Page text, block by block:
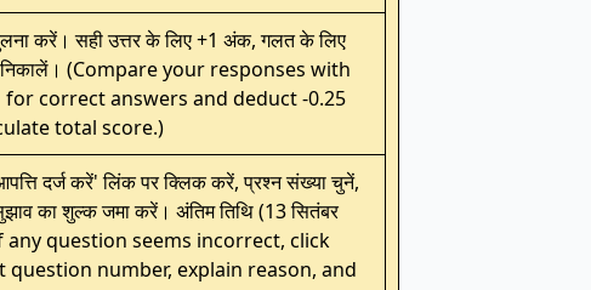
करें। सही उत्तर के लिए +1 अंक, गलत के लिए
(Compare your responses with
for correct answers and deduct -0.25
total score.)
दर्ज करें' लिंक पर क्लिक करें, प्रश्न संख्या चुनें,
का शुल्क जमा करें। अंतिम तिथि (13 सितंबर
any question seems incorrect, click
question number, explain reason, and